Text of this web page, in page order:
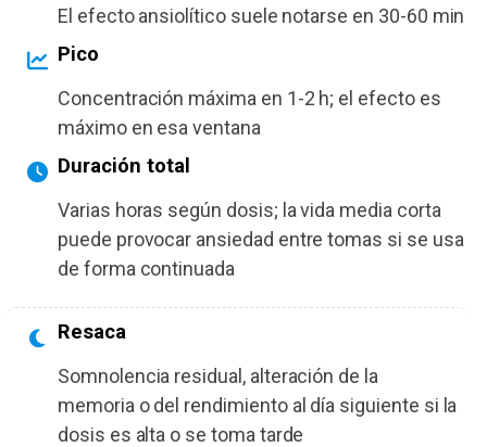
El efecto ansiolítico suele notarse en 30-60 min
Pico
Concentración máxima en 1-2 h; el efecto es
máximo en esa ventana
Duración total
Varias horas según dosis; la vida media corta
puede provocar ansiedad entre tomas si se usa
de forma continuada
Resaca
Somnolencia residual, alteración de la
memoria o del rendimiento al día siguiente si la
dosis es alta o se toma tarde